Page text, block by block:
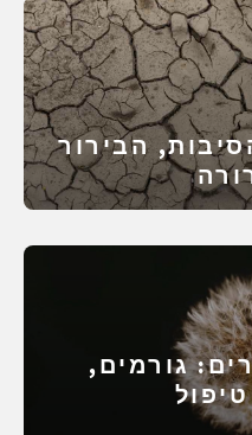
הבירור
גורמים,